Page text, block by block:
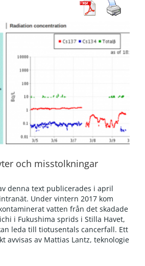
och misstolkningar
denna text publicerades i april
Under vintern 2017 kom
vatten från det skadade
i Fukushima sprids i Stilla Havet,
leda till tiotusentals cancerfall. Ett
avvisas av Mattias Lantz, teknologie